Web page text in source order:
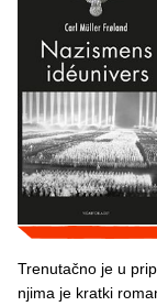
Trenutačno je u
njima je kratki